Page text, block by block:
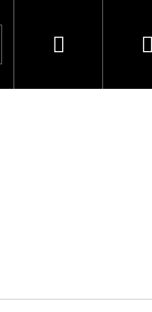
Hľadať